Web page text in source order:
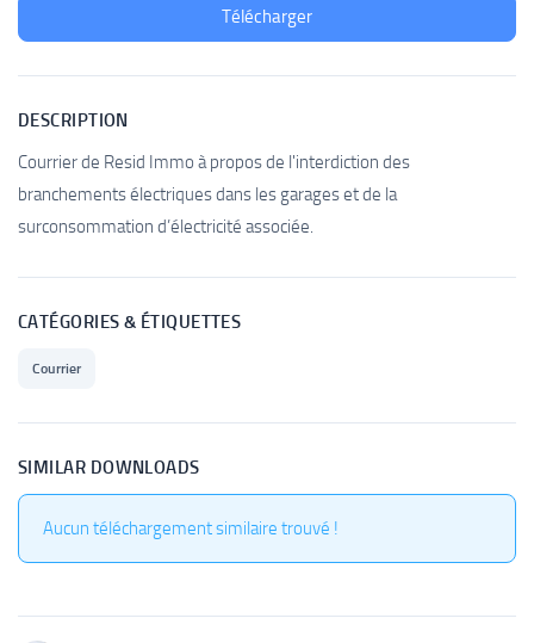
Télécharger
DESCRIPTION
Courrier de Resid Immo à propos de l'interdiction des
branchements électriques dans les garages et de la
surconsommation d’électricité associée.
CATÉGORIES & ÉTIQUETTES
Courrier
SIMILAR DOWNLOADS
Aucun téléchargement similaire trouvé !